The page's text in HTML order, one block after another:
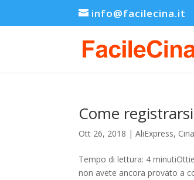
info@facilecina.it
Come
Ott 26, 2018 |AliExpress, Cina
Tempo di lettura: 4
non avete ancora provato a